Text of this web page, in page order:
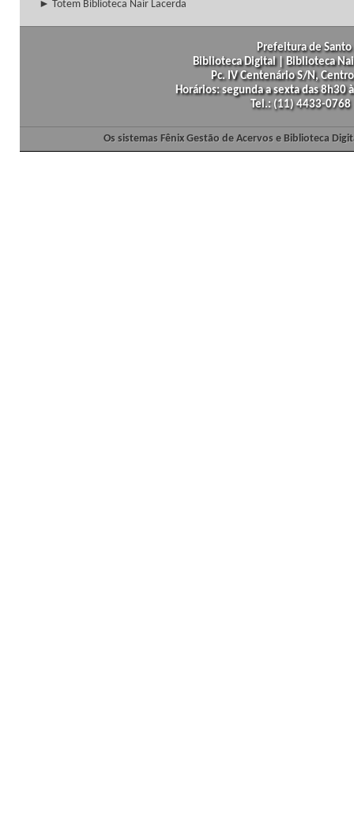
► Totem Biblioteca Nair Lacerda
Prefeitura de
Biblioteca Digital | Biblioteca
Pc. IV Centenário S/N,
Horários: segunda a sexta das
Tel.: (11) 4433-
Os sistemas Fênix Gestão de Acervos e Biblioteca